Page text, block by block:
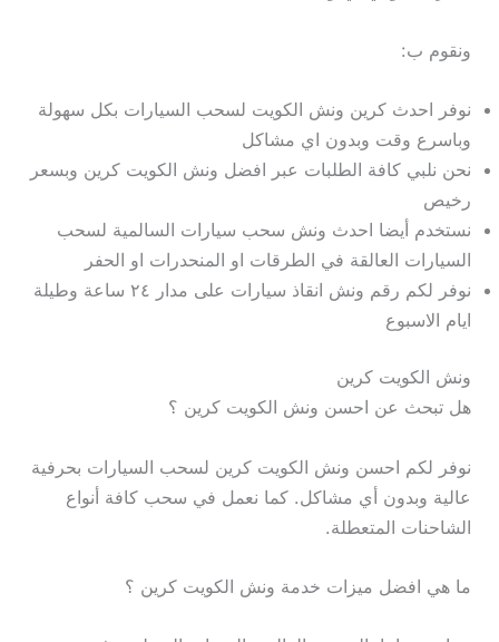
ونقوم ب:
نوفر احدث كرين ونش الكويت لسحب السيارات بكل سهولة
وباسرع وقت وبدون اي مشاكل
نحن نلبي كافة الطلبات عبر افضل ونش الكويت كرين وبسعر
رخيص
نستخدم أيضا احدث ونش سحب سيارات السالمية لسحب
السيارات العالقة في الطرقات او المنحدرات او الحفر
نوفر لكم رقم ونش انقاذ سيارات على مدار ٢٤ ساعة وطيلة
ايام الاسبوع
ونش الكويت كرين
هل تبحث عن احسن ونش الكويت كرين ؟
نوفر لكم احسن ونش الكويت كرين لسحب السيارات بحرفية
عالية وبدون أي مشاكل. كما نعمل في سحب كافة أنواع
الشاحنات المتعطلة.
ما هي افضل ميزات خدمة ونش الكويت كرين ؟